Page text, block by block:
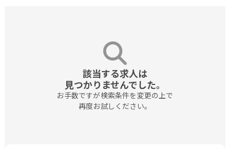
該当する求人は
見つかりませんでした。
お手数ですが検索条件を変更の上で
再度お試しください。